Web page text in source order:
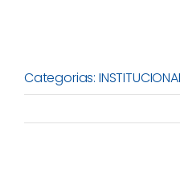
Categorias: